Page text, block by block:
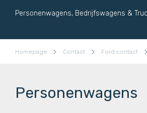
Personenwagens, Bedrijfswagens &
Homepage Contact Ford contact
Personenwagens